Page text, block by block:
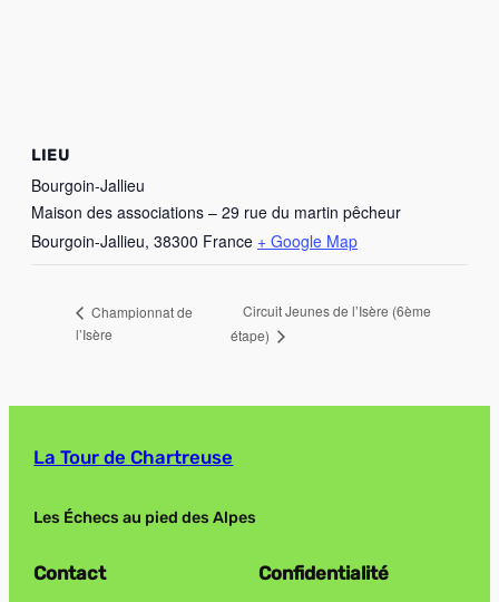
LIEU
Bourgoin-Jallieu
Maison des associations – 29 rue du martin pêcheur
Bourgoin-Jallieu, 38300 France + Google Map
Championnat de
l’Isère
Circuit Jeunes de l’Isère (6ème
étape)
La Tour de Chartreuse
Les Échecs au pied des Alpes
Contact Confidentialité